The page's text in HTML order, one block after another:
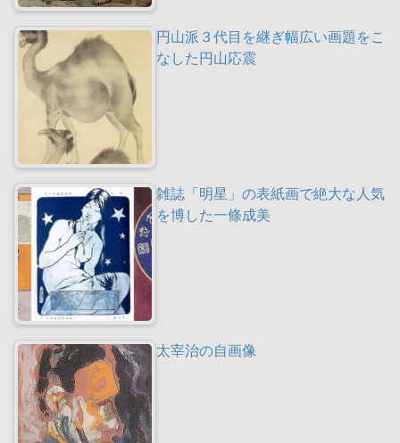
円山派３代目を継ぎ幅広い画題をこ
なした円山応震
雑誌「明星」の表紙画で絶大な人気
を博した一條成美
太宰治の自画像